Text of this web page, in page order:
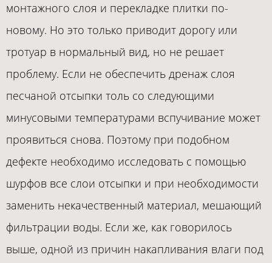
монтажного слоя и перекладке плитки по-
новому. Но это только приводит дорогу или
тротуар в нормальный вид, но не решает
проблему. Если не обеспечить дренаж слоя
песчаной отсыпки толь со следующими
минусовыми температурами вспучивание может
проявиться снова. Поэтому при подобном
дефекте необходимо исследовать с помощью
шурфов все слои отсыпки и при необходимости
заменить некачественный материал, мешающий
фильтрации воды. Если же, как говорилось
выше, одной из причин накапливания влаги под